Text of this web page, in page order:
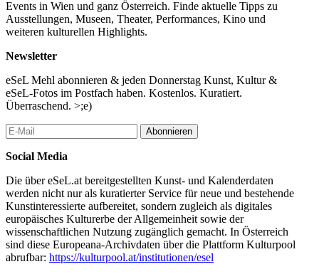
Events in Wien und ganz Österreich. Finde aktuelle Tipps zu
Ausstellungen, Museen, Theater, Performances, Kino und
weiteren kulturellen Highlights.
Newsletter
eSeL Mehl abonnieren & jeden Donnerstag Kunst, Kultur &
eSeL-Fotos im Postfach haben. Kostenlos. Kuratiert.
Überraschend. >;e)
Abonnieren
Social Media
Die über eSeL.at bereitgestellten Kunst- und Kalenderdaten
werden nicht nur als kuratierter Service für neue und bestehende
Kunstinteressierte aufbereitet, sondern zugleich als digitales
europäisches Kulturerbe der Allgemeinheit sowie der
wissenschaftlichen Nutzung zugänglich gemacht. In Österreich
sind diese Europeana-Archivdaten über die Plattform Kulturpool
abrufbar: https://kulturpool.at/institutionen/esel